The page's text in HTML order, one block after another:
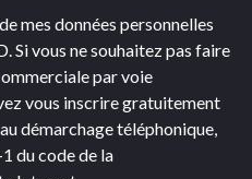
mes données personnelles
Si vous ne souhaitez pas faire
par voie
vous inscrire gratuitement
démarchage téléphonique,
du code de la